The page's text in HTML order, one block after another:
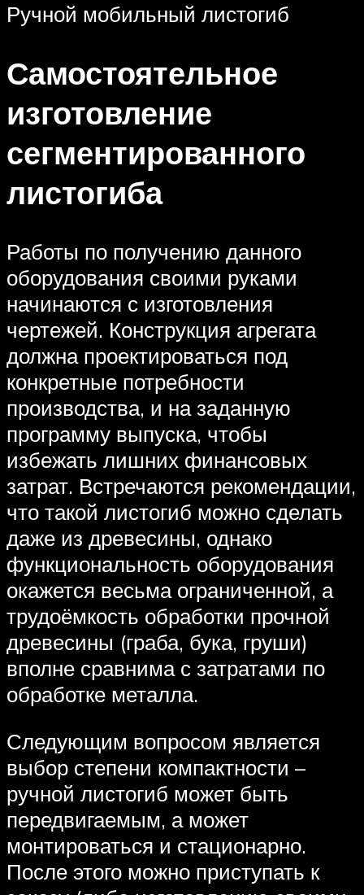
Ручной мобильный листогиб
Самостоятельное
изготовление
сегментированного
листогиба
Работы по получению данного
оборудования своими руками
начинаются с изготовления
чертежей. Конструкция агрегата
должна проектироваться под
конкретные потребности
производства, и на заданную
программу выпуска, чтобы
избежать лишних финансовых
затрат. Встречаются рекомендации,
что такой листогиб можно сделать
даже из древесины, однако
функциональность оборудования
окажется весьма ограниченной, а
трудоёмкость обработки прочной
древесины (граба, бука, груши)
вполне сравнима с затратами по
обработке металла.
Следующим вопросом является
выбор степени компактности –
ручной листогиб может быть
передвигаемым, а может
монтироваться и стационарно.
После этого можно приступать к